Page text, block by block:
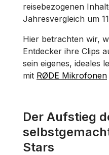
reisebezogenen
Jahresvergleich um
Hier betrachten wir,
Entdecker ihre Clips
sein eigenes, ideales
mit RØDE Mikrofonen
Der Aufstieg
Stars